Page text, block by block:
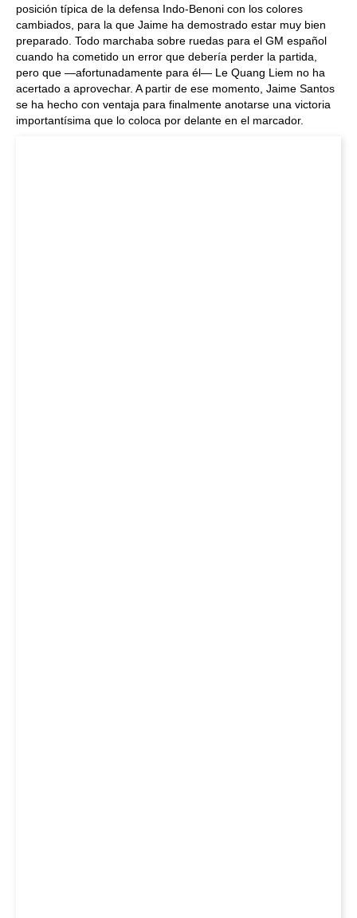
posición típica de la defensa Indo-Benoni con los colores
cambiados, para la que Jaime ha demostrado estar muy bien
preparado. Todo marchaba sobre ruedas para el GM español
cuando ha cometido un error que debería perder la partida,
pero que —afortunadamente para él— Le Quang Liem no ha
acertado a aprovechar. A partir de ese momento, Jaime Santos
se ha hecho con ventaja para finalmente anotarse una victoria
importantísima que lo coloca por delante en el marcador.